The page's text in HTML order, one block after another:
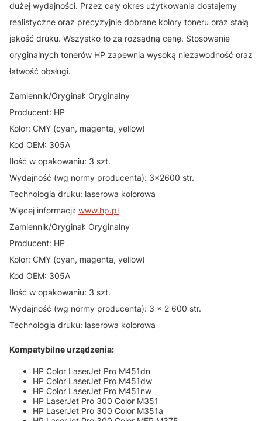
dużej wydajności. Przez cały okres użytkowania dostajemy
realistyczne oraz precyzyjnie dobrane kolory toneru oraz stałą
jakość druku. Wszystko to za rozsądną cenę. Stosowanie
oryginalnych tonerów HP zapewnia wysoką niezawodność oraz
łatwość obsługi.
Zamiennik/Oryginał: Oryginalny
Producent: HP
Kolor: CMY (cyan, magenta, yellow)
Kod OEM: 305A
Ilość w opakowaniu: 3 szt.
Wydajność (wg normy producenta): 3x2600 str.
Technologia druku: laserowa kolorowa
Więcej informacji: www.hp.pl
Zamiennik/Oryginał: Oryginalny
Producent: HP
Kolor: CMY (cyan, magenta, yellow)
Kod OEM: 305A
Ilość w opakowaniu: 3 szt.
Wydajność (wg normy producenta): 3 x 2 600 str.
Technologia druku: laserowa kolorowa
Kompatybilne urządzenia:
HP Color LaserJet Pro M451dn
HP Color LaserJet Pro M451dw
HP Color LaserJet Pro M451nw
HP LaserJet Pro 300 Color M351
HP LaserJet Pro 300 Color M351a